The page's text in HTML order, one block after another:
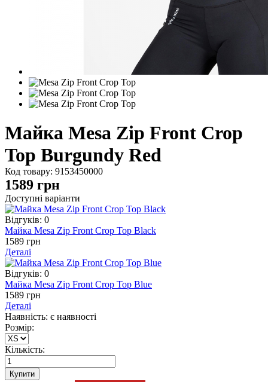
Майка Mesa Zip Front Crop
Top Burgundy Red
Код товару: 9153450000
1589 грн
Доступні варіанти
Відгуків: 0
Майка Mesa Zip Front Crop Top Black
1589 грн
Деталі
Відгуків: 0
Майка Mesa Zip Front Crop Top Blue
1589 грн
Деталі
Наявність: є наявності
Розмір:
Кількість: